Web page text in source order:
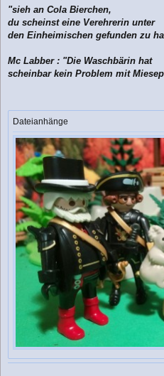
"sieh an Cola Bierchen,
du scheinst eine Verehrerin unter
den Einheimischen gefunden zu
Mc Labber : "Die Waschbärin hat
scheinbar kein Problem mit
Dateianhänge